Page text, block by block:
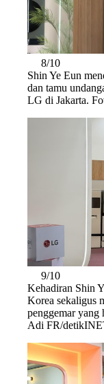
8/10
Shin Ye Eun
dan tamu
LG di Jakarta.
9/10
Kehadiran Shin
Korea sekaligus
penggemar
Adi FR/